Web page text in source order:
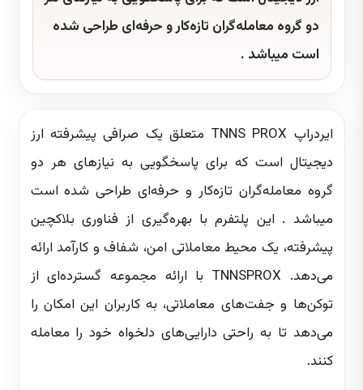
دو گروه معامله‌گران تازه‌کار و حرفه‌ای طراحی شده
است میباشد .
ایردراپ TNNS PROX متعلق یک صرافی پیشرفته ارز
دیجیتال است که برای پاسخگویی به نیازهای هر دو
گروه معامله‌گران تازه‌کار و حرفه‌ای طراحی شده است
میباشد . این پلتفرم با بهره‌گیری از فناوری بلاکچین
پیشرفته، یک محیط معاملاتی امن، شفاف و کارآمد ارائه
می‌دهد. TNNSPROX با ارائه مجموعه گسترده‌ای از
توکن‌ها و جفت‌های معاملاتی، به کاربران این امکان را
می‌دهد تا به راحتی دارایی‌های دلخواه خود را معامله
کنند.